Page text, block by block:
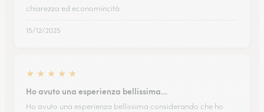
chiarezza ed economincità
15/12/2025
★ ★ ★ ★ ★
Ho avuto una esperienza bellissima…
Ho avuto una esperienza bellissima considerando che ho